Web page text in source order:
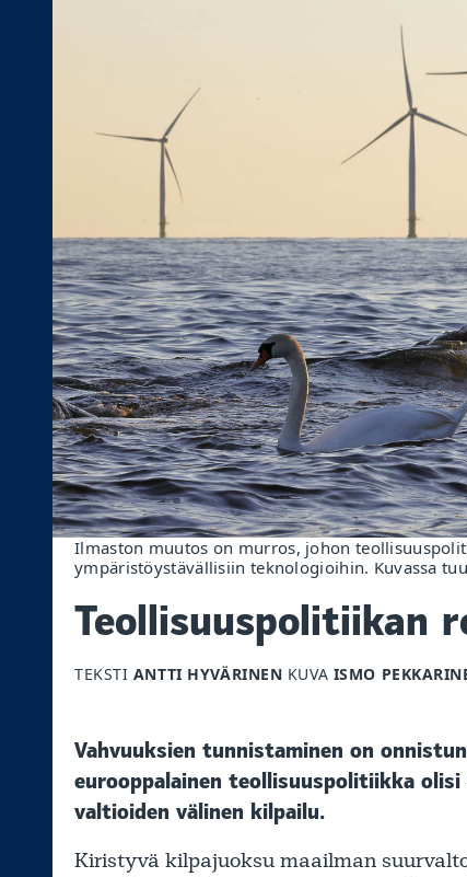
Ilmaston muutos on murros, johon
ympäristöystävällisiin teknologioihin. Kuvassa
Teollisuuspolitiikan
TEKSTI ANTTI HYVÄRINEN KUVA ISMO
Vahvuuksien tunnistaminen on
eurooppalainen teollisuuspolitiikka olisi
valtioiden välinen kilpailu.
Kiristyvä kilpajuoksu maailman